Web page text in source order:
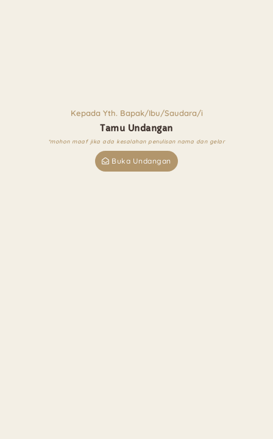
Kepada Yth. Bapak/Ibu/Saudara/i
Tamu Undangan
*mohon maaf jika ada kesalahan penulisan nama dan gelar
Buka Undangan